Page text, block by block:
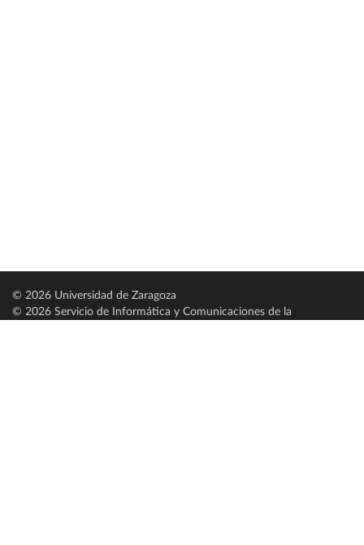
© 2026 Universidad de Zaragoza
© 2026 Servicio de Informática y Comunicaciones de la